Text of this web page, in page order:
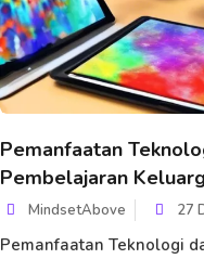
Pemanfaatan
Pembelajaran
MindsetAbove 27
Pemanfaatan Teknologi